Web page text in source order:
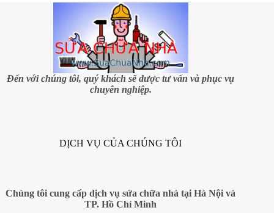
Đến với chúng tôi, quý khách sẽ được tư vấn và phục vụ
chuyên nghiệp.
DỊCH VỤ CỦA CHÚNG TÔI
Chúng tôi cung cấp dịch vụ sửa chữa nhà tại Hà Nội và
TP. Hồ Chí Minh